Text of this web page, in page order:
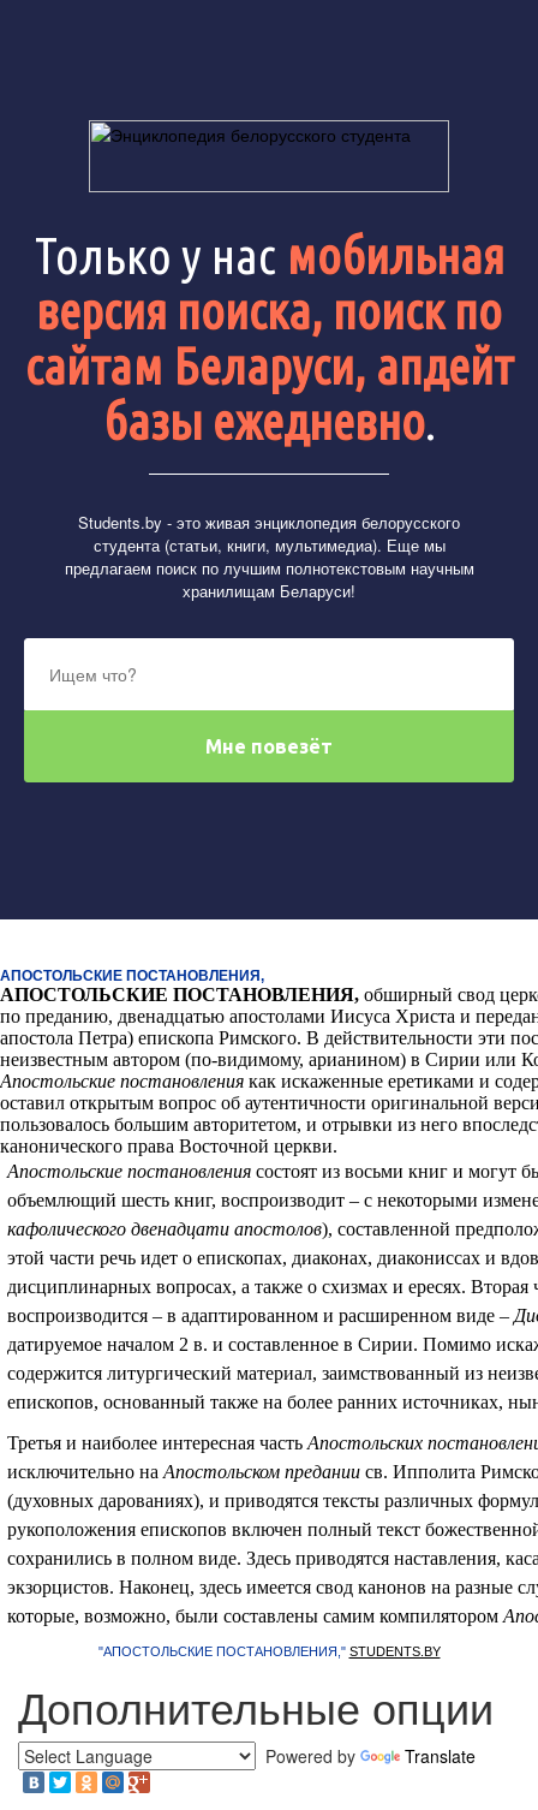
Только у нас мобильная
версия поиска, поиск по
сайтам Беларуси, апдейт
базы ежедневно.
Students.by - это живая энциклопедия белорусского
студента (статьи, книги, мультимедиа). Еще мы
предлагаем поиск по лучшим полнотекстовым научным
хранилищам Беларуси!
АПОСТОЛЬСКИЕ ПОСТАНОВЛЕНИЯ,
АПОСТОЛЬСКИЕ ПОСТАНОВЛЕНИЯ, обширный свод
по преданию, двенадцатью апостолами Иисуса Христа и
апостола Петра) епископа Римского. В действительности эти
неизвестным автором (по-видимому, арианином) в Сирии или
Апостольские постановления как искаженные еретиками и
оставил открытым вопрос об аутентичности оригинальной
пользовалось большим авторитетом, и отрывки из него
канонического права Восточной церкви.
Апостольские постановления состоят из восьми книг и могут
объемлющий шесть книг, воспроизводит – с некоторыми
кафолического двенадцати апостолов), составленной
этой части речь идет о епископах, диаконах, диакониссах и
дисциплинарных вопросах, а также о схизмах и ересях. Вторая
воспроизводится – в адаптированном и расширенном виде –
датируемое началом 2 в. и составленное в Сирии. Помимо
содержится литургический материал, заимствованный из
епископов, основанный также на более ранних источниках,
Третья и наиболее интересная часть Апостольских
исключительно на Апостольском предании св. Ипполита
(духовных дарованиях), и приводятся тексты различных
рукоположения епископов включен полный текст
сохранились в полном виде. Здесь приводятся наставления,
экзорцистов. Наконец, здесь имеется свод канонов на разные
которые, возможно, были составлены самим компилятором
"АПОСТОЛЬСКИЕ ПОСТАНОВЛЕНИЯ," STUDENTS.BY
Дополнительные опции
Powered by Translate